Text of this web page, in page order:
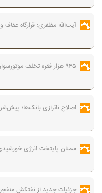
آیت‌الله مظفری: قرارگاه
۹۴۵ هزار فقره تخلف موتورسواران در تهران
اصلاح ناترازی بانک‌ها؛
سمنان پایتخت انرژی
جزئیات جدید از نفتکش